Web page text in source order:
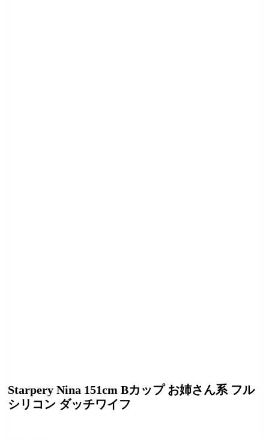
Starpery Nina 151cm Bカップ お姉さん系 フル
シリコン ダッチワイフ